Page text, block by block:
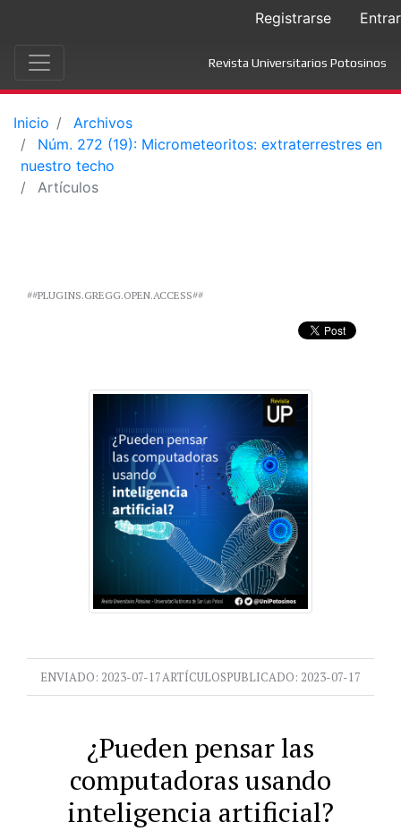
Registrarse Entrar
Revista Universitarios Potosinos
Inicio
Archivos
Núm. 272 (19): Micrometeoritos: extraterrestres en
nuestro techo
Artículos
##PLUGINS.GREGG.OPEN.ACCESS##
ENVIADO: 2023-07-17ARTÍCULOSPUBLICADO: 2023-07-17
¿Pueden pensar las
computadoras usando
inteligencia artificial?